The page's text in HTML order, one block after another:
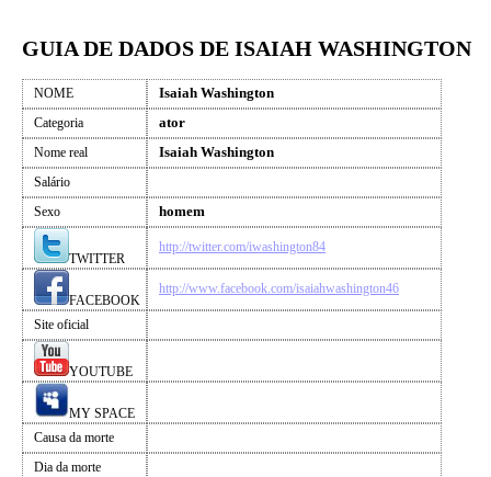
GUIA DE DADOS DE ISAIAH WASHINGTON
NOME Isaiah Washington
Categoria ator
Nome real Isaiah Washington
Salário
Sexo
homem
TWITTER
http://twitter.com/iwashington84
FACEBOOK
http://www.facebook.com/isaiahwashington46
Site oficial
YOUTUBE
MY SPACE
Causa da morte
Dia da morte